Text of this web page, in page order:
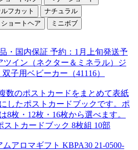
・国内保証 予約：1月上旬発送予
ツイン（ネクター＆ミネラル）ジ
子用ベビーカー（41116）
数のポストカードをまとめて表紙
したポストカードブックです。ポ
8枚・12枚・16枚から選べます。
ストカードブック 8枚組 10部
アロマギフト KBPA30 21-0500-